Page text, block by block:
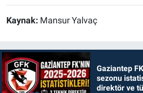
Kaynak: Mansur Yalvaç
Gaziantep
sezonu
direktör ve